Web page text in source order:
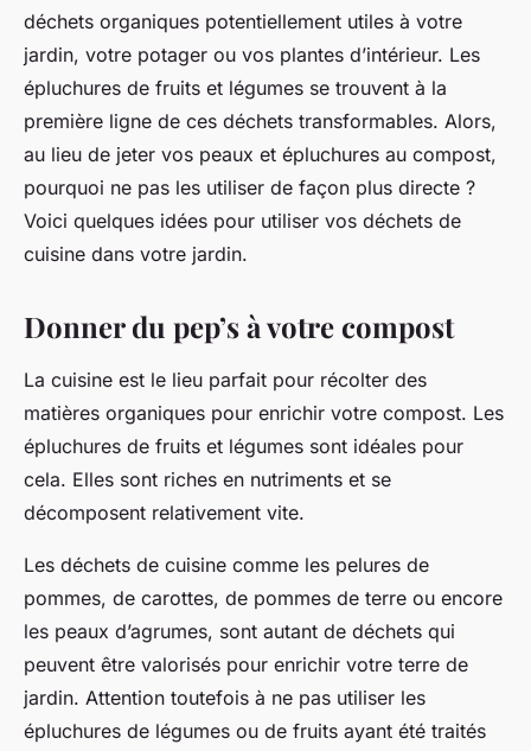
déchets organiques potentiellement utiles à votre
jardin, votre potager ou vos plantes d’intérieur. Les
épluchures de fruits et légumes se trouvent à la
première ligne de ces déchets transformables. Alors,
au lieu de jeter vos peaux et épluchures au compost,
pourquoi ne pas les utiliser de façon plus directe ?
Voici quelques idées pour utiliser vos déchets de
cuisine dans votre jardin.
Donner du pep’s à votre compost
La cuisine est le lieu parfait pour récolter des
matières organiques pour enrichir votre compost. Les
épluchures de fruits et légumes sont idéales pour
cela. Elles sont riches en nutriments et se
décomposent relativement vite.
Les déchets de cuisine comme les pelures de
pommes, de carottes, de pommes de terre ou encore
les peaux d’agrumes, sont autant de déchets qui
peuvent être valorisés pour enrichir votre terre de
jardin. Attention toutefois à ne pas utiliser les
épluchures de légumes ou de fruits ayant été traités